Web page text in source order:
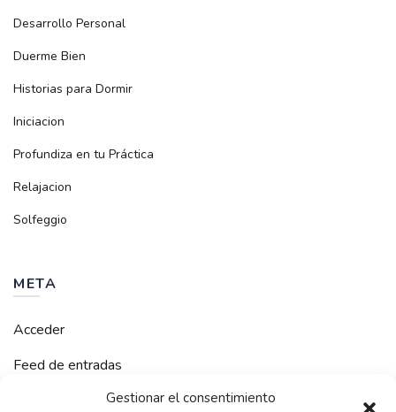
Gestionar el consentimiento
Desarrollo Personal
Duerme Bien
Historias para Dormir
Iniciacion
Profundiza en tu Práctica
Relajacion
Solfeggio
META
Acceder
Feed de entradas
Feed de comentarios